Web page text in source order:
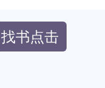
找书点击